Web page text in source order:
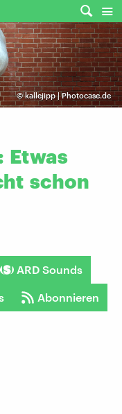
©kallejipp | Photocase.de
Etwas
schon
ARD Sounds
Abonnieren